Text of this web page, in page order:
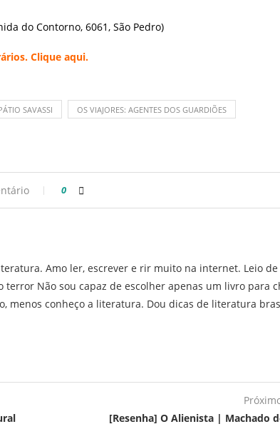
do Contorno, 6061, São Pedro)
Clique aqui.
SAVASSI OS VIAJORES: AGENTES DOS GUARDIÕES
0
Amo ler, escrever e rir muito na internet. Leio
terror Não sou capaz de escolher apenas um livro para
menos conheço a literatura. Dou dicas de literatura
[Resenha] O Alienista | Machado